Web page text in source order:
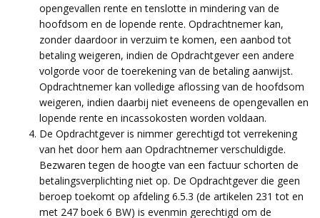
opengevallen rente en tenslotte in mindering van de
hoofdsom en de lopende rente. Opdrachtnemer kan,
zonder daardoor in verzuim te komen, een aanbod tot
betaling weigeren, indien de Opdrachtgever een andere
volgorde voor de toerekening van de betaling aanwijst.
Opdrachtnemer kan volledige aflossing van de hoofdsom
weigeren, indien daarbij niet eveneens de opengevallen en
lopende rente en incassokosten worden voldaan.
De Opdrachtgever is nimmer gerechtigd tot verrekening
van het door hem aan Opdrachtnemer verschuldigde.
Bezwaren tegen de hoogte van een factuur schorten de
betalingsverplichting niet op. De Opdrachtgever die geen
beroep toekomt op afdeling 6.5.3 (de artikelen 231 tot en
met 247 boek 6 BW) is evenmin gerechtigd om de